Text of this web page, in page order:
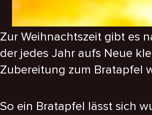
Zur Weihnachtszeit gibt es
der jedes Jahr aufs Neue
Zubereitung zum Bratapfel
So ein Bratapfel lässt sich